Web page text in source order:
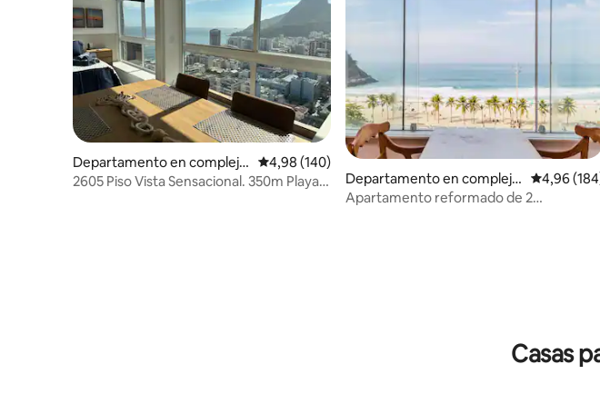
Departamento en complejo
residencial en Leblon
Calificación promedio: 4,98 de 5. 140 evaluaciones
4,98 (140)
2605 Piso Vista Sensacional. 350m Playa
Departamento en complejo
residencial en Leme
4,96
Apartamento reformado de 2
Casas